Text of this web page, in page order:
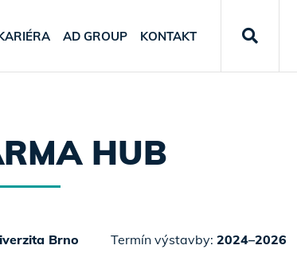
AD GROUP KONTAKT
HUB
Brno Termín výstavby: 2024–2026